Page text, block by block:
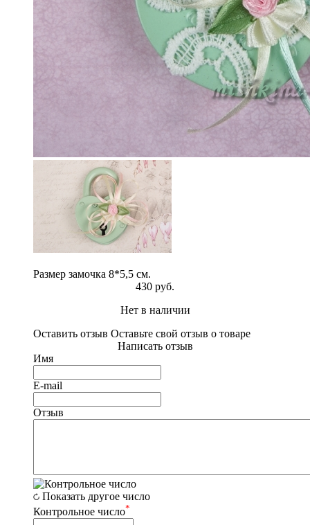
Размер замочка 8*5,5 см.
430 руб.
Нет в наличии
Оставить отзыв Оставьте свой отзыв о товаре
Написать отзыв
Имя
E-mail
Отзыв
Показать другое число
Контрольное число*